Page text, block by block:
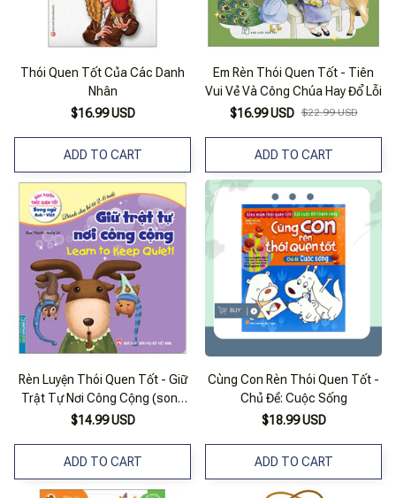
Thói Quen Tốt Của Các Danh
Nhân
$16.99 USD
ADD TO CART
Em Rèn Thói Quen Tốt - Tiên
Vui Vẻ Và Công Chúa Hay Đổ Lỗi
$16.99 USD $22.99 USD
ADD TO CART
Rèn Luyện Thói Quen Tốt - Giữ
Trật Tự Nơi Công Cộng (song
Ngữ Anh - Việt)
$14.99 USD
ADD TO CART
Cùng Con Rèn Thói Quen Tốt -
Chủ Đề: Cuộc Sống
$18.99 USD
ADD TO CART